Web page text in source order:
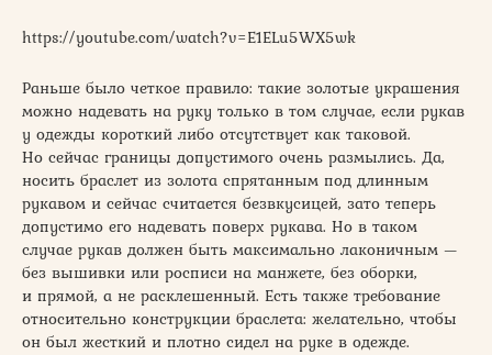
https://youtube.com/watch?v=E1ELu5WX5wk
Раньше было четкое правило: такие золотые украшения
можно надевать на руку только в том случае, если рукав
у одежды короткий либо отсутствует как таковой.
Но сейчас границы допустимого очень размылись. Да,
носить браслет из золота спрятанным под длинным
рукавом и сейчас считается безвкусицей, зато теперь
допустимо его надевать поверх рукава. Но в таком
случае рукав должен быть максимально лаконичным —
без вышивки или росписи на манжете, без оборки,
и прямой, а не расклешенный. Есть также требование
относительно конструкции браслета: желательно, чтобы
он был жесткий и плотно сидел на руке в одежде.